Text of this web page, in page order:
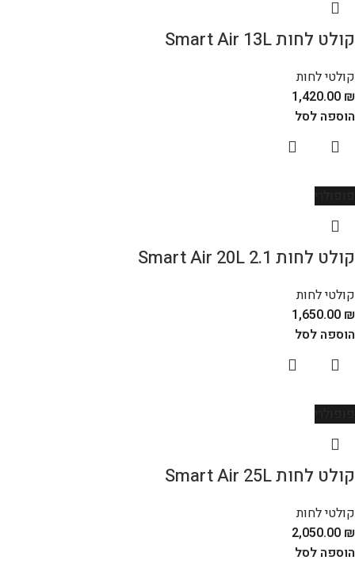
קולט לחות Smart Air 13L
קולטי לחות
1,420.00 ₪
הוספה לסל
קולט לחות Smart Air 20L 2.1
קולטי לחות
1,650.00 ₪
הוספה לסל
קולט לחות Smart Air 25L
קולטי לחות
2,050.00 ₪
הוספה לסל